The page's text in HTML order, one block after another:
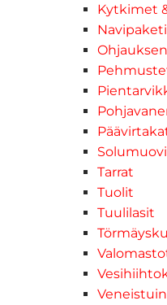
Kytkimet
Tarrat
Tuolit
Tuulilasit
Veneistuin